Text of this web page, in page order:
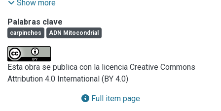
molecular.
Show more
Palabras clave
carpinchos ADN Mitocondrial
Esta obra se publica con la licencia Creative Commons
Attribution 4.0 International (BY 4.0)
Full item page